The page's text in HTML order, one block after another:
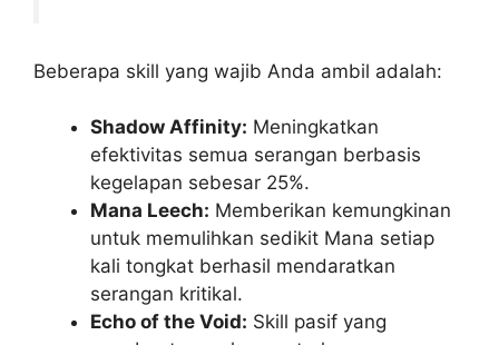
Beberapa skill yang wajib Anda ambil adalah:
Shadow Affinity: Meningkatkan
efektivitas semua serangan berbasis
kegelapan sebesar 25%.
Mana Leech: Memberikan kemungkinan
untuk memulihkan sedikit Mana setiap
kali tongkat berhasil mendaratkan
serangan kritikal.
Echo of the Void: Skill pasif yang